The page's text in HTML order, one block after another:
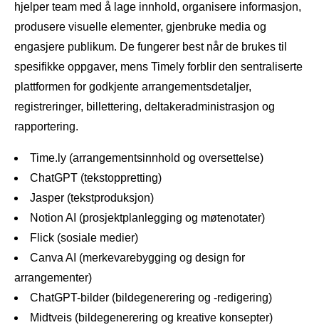
hjelper team med å lage innhold, organisere informasjon,
produsere visuelle elementer, gjenbruke media og
engasjere publikum. De fungerer best når de brukes til
spesifikke oppgaver, mens Timely forblir den sentraliserte
plattformen for godkjente arrangementsdetaljer,
registreringer, billettering, deltakeradministrasjon og
rapportering.
Time.ly (arrangementsinnhold og oversettelse)
ChatGPT (tekstoppretting)
Jasper (tekstproduksjon)
Notion AI (prosjektplanlegging og møtenotater)
Flick (sosiale medier)
Canva AI (merkevarebygging og design for
arrangementer)
ChatGPT-bilder (bildegenerering og -redigering)
Midtveis (bildegenerering og kreative konsepter)